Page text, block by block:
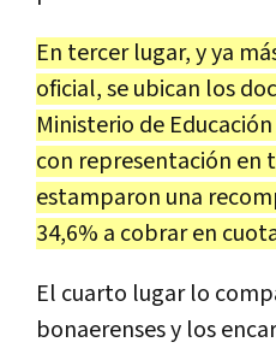
En tercer lugar, y ya
oficial, se ubican los
Ministerio de
con representación en
estamparon una
34,6% a cobrar en
El cuarto lugar lo
bonaerenses y los